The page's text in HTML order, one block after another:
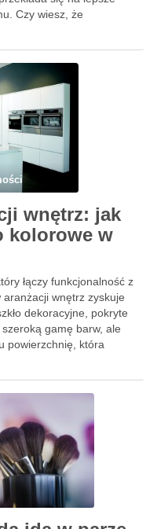
Czy wiesz, że
ortodontyczne może
…
wnętrz: jak
kolorowe w
łączy funkcjonalność z
wnętrz zyskuje
dekoracyjne, pokryte
gamę barw, ale
powierzchnię, która
że przestrzenie stają